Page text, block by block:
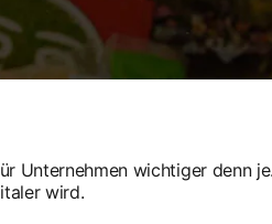
Unternehmen wichtiger denn
wird.